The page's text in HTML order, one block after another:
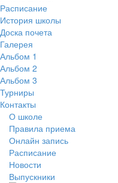
Расписание
История школы
Доска почета
Галерея
Альбом 1
Альбом 2
Альбом 3
Турниры
Контакты
О школе
Правила приема
Онлайн запись
Расписание
Новости
Выпускники